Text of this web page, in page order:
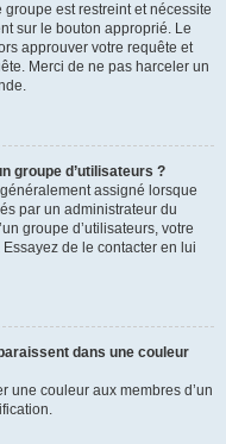
est restreint et nécessite
sur le bouton approprié. Le
approuver votre requête et
Merci de ne pas harceler un
groupe d’utilisateurs ?
assigné lorsque
par un administrateur du
groupe d’utilisateurs, votre
de le contacter en lui
dans une couleur
une couleur aux membres d’un